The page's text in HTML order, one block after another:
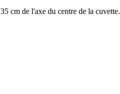
cm de l'axe du centre de la cuvette.